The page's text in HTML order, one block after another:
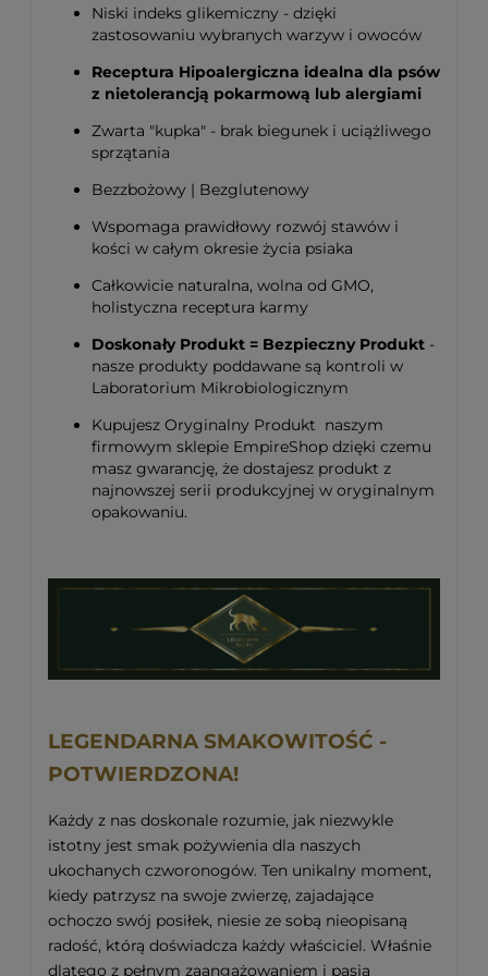
Niski indeks glikemiczny - dzięki
zastosowaniu wybranych warzyw i owoców
Receptura Hipoalergiczna idealna dla psów
z nietolerancją pokarmową lub alergiami
Zwarta "kupka" - brak biegunek i uciążliwego
sprzątania
Bezzbożowy | Bezglutenowy
Wspomaga prawidłowy rozwój stawów i
kości w całym okresie życia psiaka
Całkowicie naturalna, wolna od GMO,
holistyczna receptura karmy
Doskonały Produkt = Bezpieczny Produkt -
nasze produkty poddawane są kontroli w
Laboratorium Mikrobiologicznym
Kupujesz Oryginalny Produkt naszym
firmowym sklepie EmpireShop dzięki czemu
masz gwarancję, że dostajesz produkt z
najnowszej serii produkcyjnej w oryginalnym
opakowaniu.
LEGENDARNA SMAKOWITOŚĆ -
POTWIERDZONA!
Każdy z nas doskonale rozumie, jak niezwykle
istotny jest smak pożywienia dla naszych
ukochanych czworonogów. Ten unikalny moment,
kiedy patrzysz na swoje zwierzę, zajadające
ochoczo swój posiłek, niesie ze sobą nieopisaną
radość, którą doświadcza każdy właściciel. Właśnie
dlatego z pełnym zaangażowaniem i pasją